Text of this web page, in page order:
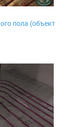
пола (объект